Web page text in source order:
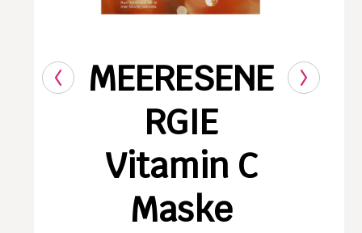
MEERESENE
RGIE
Vitamin C
Maske